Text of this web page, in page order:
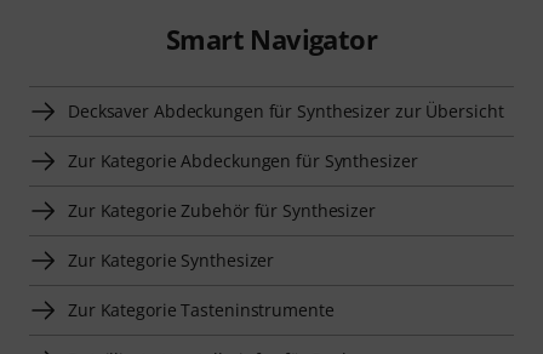
Smart Navigator
Decksaver Abdeckungen für Synthesizer zur Übersicht
Zur Kategorie Abdeckungen für Synthesizer
Zur Kategorie Zubehör für Synthesizer
Zur Kategorie Synthesizer
Zur Kategorie Tasteninstrumente